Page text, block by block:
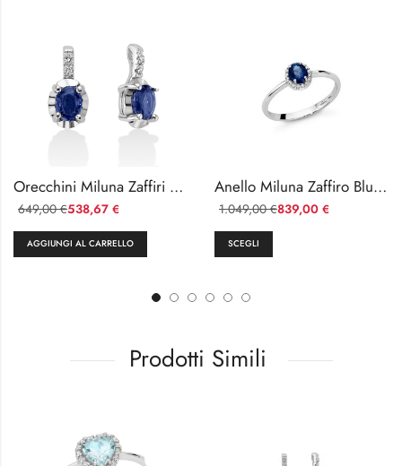
Orecchini Miluna Zaffiri e Diamanti in Oro Bianco 18KT
538,67 €
649,00€
AGGIUNGI AL CARRELLO
Anello Miluna Zaffiro Blu e Diamanti Oro 18kt
839,00 €
1.049,00€
SCEGLI
Prodotti Simili